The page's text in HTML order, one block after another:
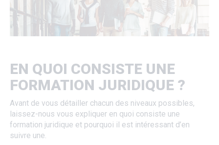
EN QUOI CONSISTE UNE
FORMATION JURIDIQUE ?
Avant de vous détailler chacun des niveaux possibles,
laissez-nous vous expliquer en quoi consiste une
formation juridique et pourquoi il est intéressant d’en
suivre une.